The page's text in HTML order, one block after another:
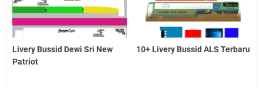
Livery Bussid Dewi Sri New
Patriot
10+ Livery Bussid ALS Terbaru